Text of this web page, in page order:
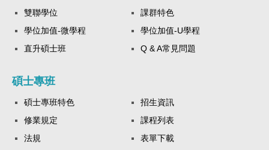
雙聯學位
課群特色
學位加值-微學程
學位加值-U學程
直升碩士班
Q & A常見問題
碩士專班
碩士專班特色
招生資訊
修業規定
課程列表
法規
表單下載